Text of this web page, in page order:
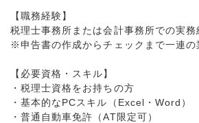
【職務経験】
税理士事務所または会計事務所での実務
※申告書の作成からチェックまで一連の
【必要資格・スキル】
・税理士資格をお持ちの方
・基本的なPCスキル（Excel・Word）
・普通自動車免許（AT限定可）